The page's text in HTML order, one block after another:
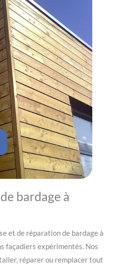
bardage à
et de réparation de bardage à
façadiers expérimentés. Nos
réparer ou remplacer tout